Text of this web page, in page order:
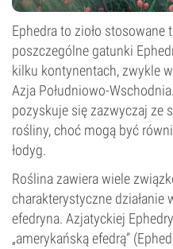
Ephedra to zioło
poszczególne gatunki
kilku kontynentach, zwykle
Azja Południowo-
pozyskuje się zazwyczaj ze
rośliny, choć mogą być
łodyg.
Roślina zawiera wiele
charakterystyczne działanie
efedryna. Azjatyckiej
„amerykańską efedrą”